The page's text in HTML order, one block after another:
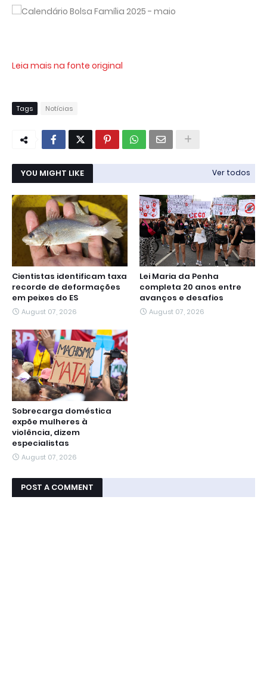
Leia mais na fonte original
Tags Notícias
YOU MIGHT LIKE Ver todos
Cientistas identificam taxa
recorde de deformações
em peixes do ES
August 07, 2026
Lei Maria da Penha
completa 20 anos entre
avanços e desafios
August 07, 2026
Sobrecarga doméstica
expõe mulheres à
violência, dizem
especialistas
August 07, 2026
POST A COMMENT